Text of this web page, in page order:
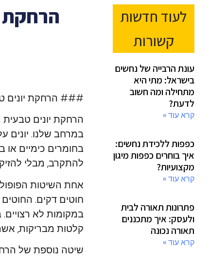
לעוד חדשות
קשורות
עונת הרבייה של נחשים
בישראל: מתי היא
מתחילה ומה חשוב
לדעת?
קרא עוד »
כפפות ללכידת נחשים:
איך בוחרים כפפות מיגון
מקצועיות?
קרא עוד »
פתרונות תאורה לבית
ולעסק: איך מתכננים
תאורה נכונה
קרא עוד »
הרחקת
### הרחקת יונים
הרחקת יונים
במרחב שלנו. יונים
בחומרים כימיים או
להתקרב, מבלי
אחת השיטות
חוטים דקים.
במקומות לא
קלטות מבריקות,
שיטה נוספת של